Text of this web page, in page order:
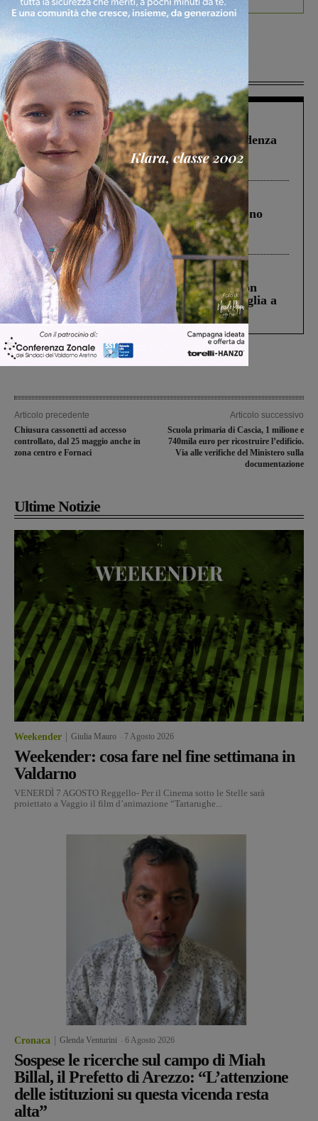
Più lette
Figline Incisa Valdarno 1 Agosto 2026
Piscina di Figline finanziata oltre la scadenza
Pnrr, il gruppo di Fratelli d’Italia: “Un
ringraziamento al Governo”
Cronaca 4 Agosto 2026
Un anno fa la strage in A1 in cui morirono
Gianni, Giulia e Franco. Lo schianto, il
processo, lo stop ai sorpassi fra tir....
Cronaca 3 Agosto 2026
Scomparso da una struttura di Castiglion
Fiorentino l’uomo che aveva ucciso la figlia a
Levane nel 2020
Articolo precedente
Chiusura cassonetti ad accesso
controllato, dal 25 maggio anche in
zona centro e Fornaci
Articolo successivo
Scuola primaria di Cascia, 1 milione e
740mila euro per ricostruire l’edificio.
Via alle verifiche del Ministero sulla
documentazione
Ultime Notizie
Weekender Giulia Mauro 7 Agosto 2026
Weekender: cosa fare nel fine settimana in
Valdarno
VENERDÌ 7 AGOSTO Reggello- Per il Cinema sotto le Stelle sarà
proiettato a Vaggio il film d’animazione “Tartarughe...
Cronaca Glenda Venturini 6 Agosto 2026
Sospese le ricerche sul campo di Miah
Billal, il Prefetto di Arezzo: “L’attenzione
delle istituzioni su questa vicenda resta
alta”